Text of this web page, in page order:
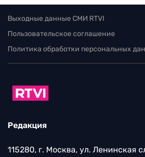
Выходные данные СМИ RTVI
Пользовательское соглашение
Политика обработки персональных
Редакция
115280, г. Москва, ул. Ленинская